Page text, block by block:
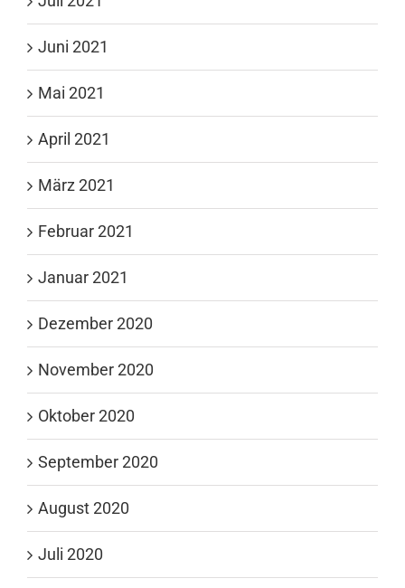
Juni 2021
Mai 2021
April 2021
März 2021
Februar 2021
Januar 2021
Dezember 2020
November 2020
Oktober 2020
September 2020
August 2020
Juli 2020